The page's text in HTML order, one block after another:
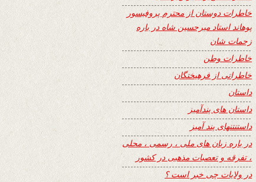
خاطرات دوستان از محترم پروفیسور
پوهاند استاد میرحسین شاه در باره
زحمات شان
خاطرات وطن
خاطراتی از فرهیختگان
داستان
داستان های پندآمیز
داستنتنهای پند آمیز
در باره زبان های ملی ، رسمی ، محلی
، تفرقه و تعصبات مذهبی در کشور
در ولایات چی خبر است ؟